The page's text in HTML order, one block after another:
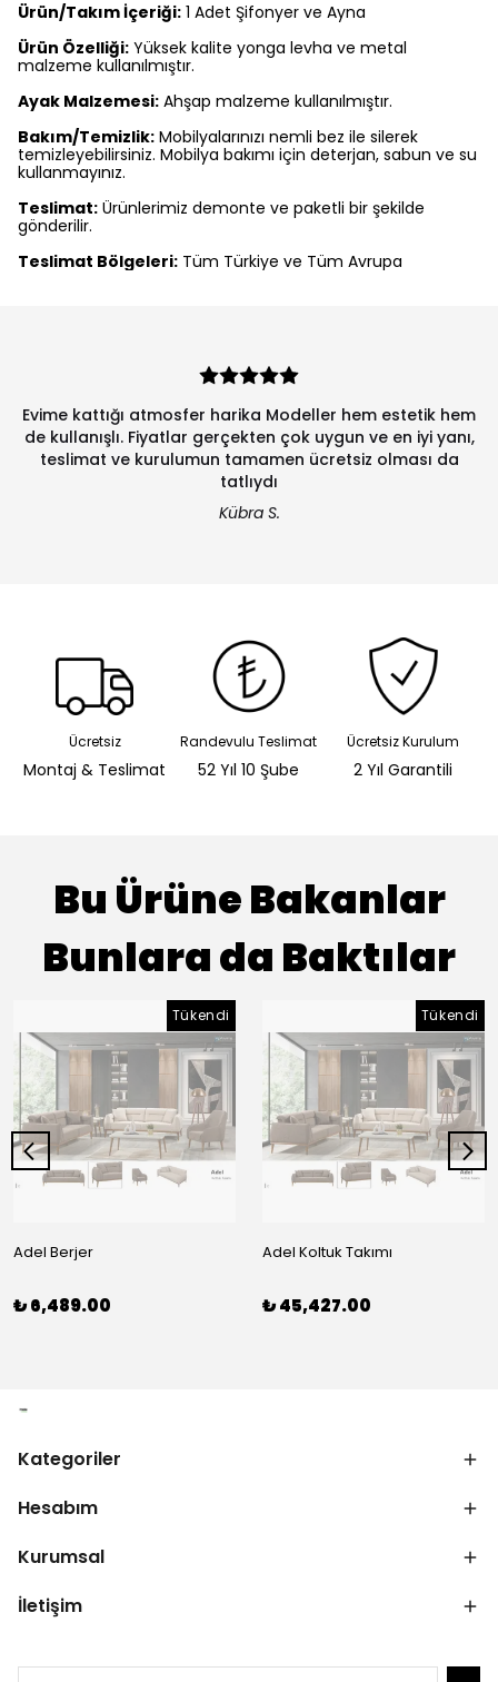
Ürün/Takım İçeriği: 1 Adet Şifonyer ve Ayna
Ürün Özelliği: Yüksek kalite yonga levha ve metal
malzeme kullanılmıştır.
Ayak Malzemesi: Ahşap malzeme kullanılmıştır.
Bakım/Temizlik: Mobilyalarınızı nemli bez ile silerek
temizleyebilirsiniz. Mobilya bakımı için deterjan, sabun ve su
kullanmayınız.
Teslimat: Ürünlerimiz demonte ve paketli bir şekilde
gönderilir.
Teslimat Bölgeleri: Tüm Türkiye ve Tüm Avrupa
Evime kattığı atmosfer harika Modeller hem estetik hem
de kullanışlı. Fiyatlar gerçekten çok uygun ve en iyi yanı,
teslimat ve kurulumun tamamen ücretsiz olması da
tatlıydı
Kübra S.
Ücretsiz
Montaj & Teslimat
Randevulu Teslimat
52 Yıl 10 Şube
Ücretsiz Kurulum
2 Yıl Garantili
Bu Ürüne Bakanlar
Bunlara da Baktılar
Tükendi
Adel Berjer
₺ 6,489.00
Tükendi
Adel Koltuk Takımı
₺ 45,427.00
Kategoriler
Hesabım
Kurumsal
İletişim